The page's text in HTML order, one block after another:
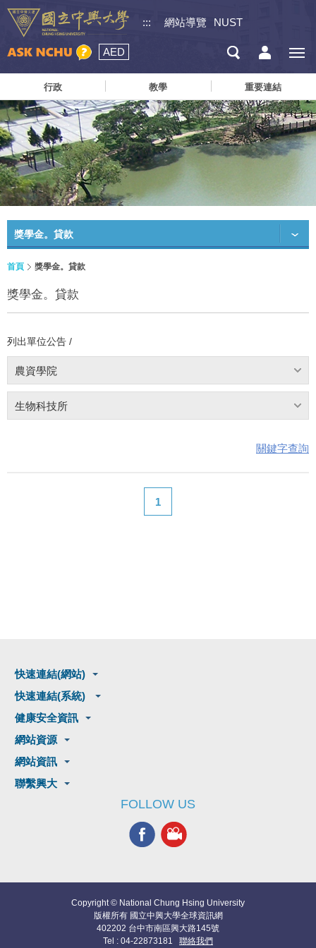
::: 網站導覽 NUST
AED
行政 教學 重要連結
獎學金。貸款
首頁 獎學金。貸款
獎學金。貸款
列出單位公告 /
農資學院
生物科技所
關鍵字查詢
1
快速連結(網站)
快速連結(系統)
健康安全資訊
網站資源
網站資訊
聯繫興大
FOLLOW US
Copyright © National Chung Hsing University
版權所有 國立中興大學全球資訊網
402202 台中市南區興大路145號
Tel : 04-22873181 聯絡我們